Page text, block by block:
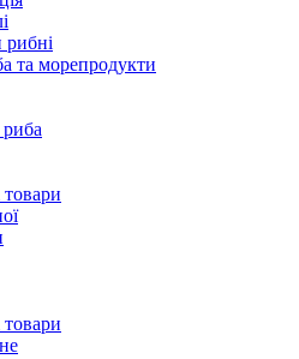
рибні
та морепродукти
товари
товари